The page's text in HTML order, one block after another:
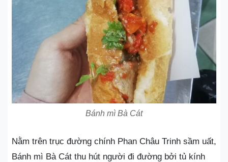
Bánh mì Bà Cát
Nằm trên trục đường chính Phan Châu Trinh sầm uất,
Bánh mì Bà Cát thu hút người đi đường bởi tủ kính